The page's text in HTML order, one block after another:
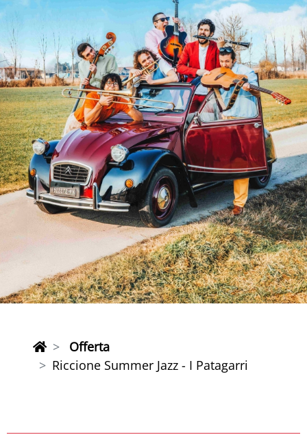
Offerta
Riccione Summer Jazz - I Patagarri